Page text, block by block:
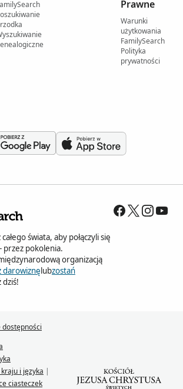
Prawne
Warunki
użytkowania
FamilySearch
Polityka
prywatności
świata, aby połączyli się
przez pokolenia.
organizacją
darowiznęlubzostań
dziś!
i języka |
ciasteczek